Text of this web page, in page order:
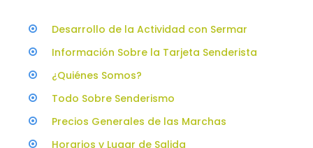
Desarrollo de la Actividad con Sermar
Información Sobre la Tarjeta Senderista
¿Quiénes Somos?
Todo Sobre Senderismo
Precios Generales de las Marchas
Horarios y Lugar de Salida